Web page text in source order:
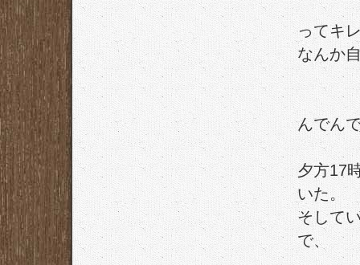
ってキ
なんか
んでん
夕方17
いた。
そして
で、